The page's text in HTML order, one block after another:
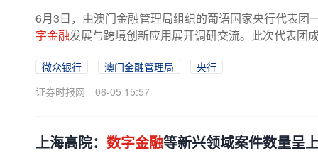
6月3日，由澳门金融管理局组织的葡语国家央行代表
字金融发展与跨境创新应用展开调研交流。此次代表团
微众银行 澳门金融管理局
央行
证券时报网
06-05 15:57
上海高院： 数字金融等新兴领域案件数量呈